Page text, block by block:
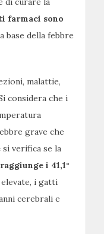
farmaci sono
base della febbre
malattie,
considera che i
grave che
si verifica se la
raggiunge i 41,1°
i gatti
cerebrali e